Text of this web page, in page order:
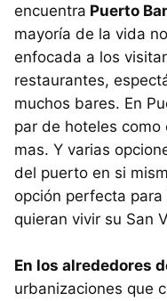
encuentra Puerto
mayoría de la vida
enfocada a los
restaurantes,
muchos bares. En
par de hoteles como
mas. Y varias
del puerto en si
opción perfecta para
quieran vivir su San
En los alrededores
urbanizaciones que